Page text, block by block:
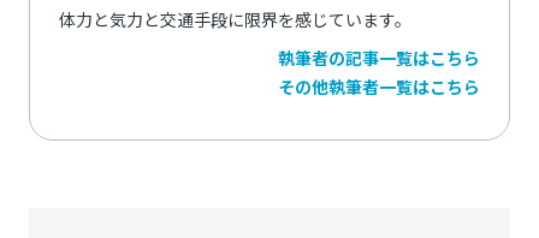
体力と気力と交通手段に限界を感じています。
執筆者の記事一覧はこちら
その他執筆者一覧はこちら